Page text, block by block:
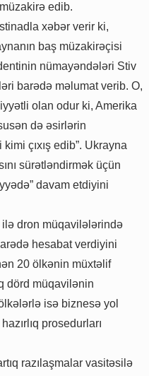
edib.
xəbər verir ki,
baş müzakirəçisi
nümayəndələri Stiv
barədə məlumat verib. O,
olan odur ki, Amerika
də əsirlərin
çıxış edib”. Ukrayna
sürətləndirmək üçün
davam etdiyini
dron müqavilələrində
hesabat verdiyini
20 ölkənin müxtəlif
dörd müqavilənin
isə biznesə yol
prosedurları
razılaşmalar vasitəsilə